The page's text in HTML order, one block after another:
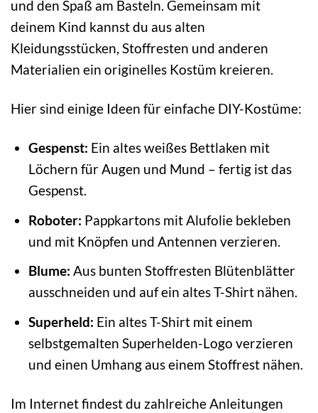
und den Spaß am Basteln. Gemeinsam mit
deinem Kind kannst du aus alten
Kleidungsstücken, Stoffresten und anderen
Materialien ein originelles Kostüm kreieren.
Hier sind einige Ideen für einfache DIY-Kostüme:
Gespenst: Ein altes weißes Bettlaken mit
Löchern für Augen und Mund – fertig ist das
Gespenst.
Roboter: Pappkartons mit Alufolie bekleben
und mit Knöpfen und Antennen verzieren.
Blume: Aus bunten Stoffresten Blütenblätter
ausschneiden und auf ein altes T-Shirt nähen.
Superheld: Ein altes T-Shirt mit einem
selbstgemalten Superhelden-Logo verzieren
und einen Umhang aus einem Stoffrest nähen.
Im Internet findest du zahlreiche Anleitungen